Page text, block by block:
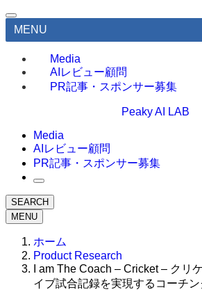
MENU
Media
AIレビュー顧問
PR記事・スポンサー募集
Peaky AI LAB
Media
AIレビュー顧問
PR記事・スポンサー募集
SEARCH
MENU
ホーム
Product Research
I am The Coach – Cricket – クリ
イブ試合記録を実現するコーチン